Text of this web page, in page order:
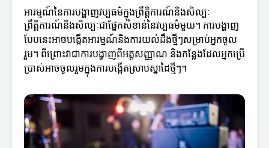
អារម្មណ៍នៃការបង្ហាញវប្បធម៌ក្នុងព្រឹត្តិការណ៍និងសិល្បៈ
ព្រឹត្តិការណ៍និងសិល្បៈជាផ្នែកសំខាន់នៃវប្បធម៌មួយ។ ការបង្ហាញ
បែបនេះអាចបង្កើតអារម្មណ៍និងការយល់ដឹងថ្មីៗសម្រាប់អ្នកចូល
រួម។ ពីព្រោះវាជាការបង្ហាញពីអត្តសញ្ញាណ និងកន្លែងដែលអ្នកប្រើ
ប្រាស់អាចចូលរួមក្នុងការបង្កើតស្រាបស្នាដៃថ្មីៗ។